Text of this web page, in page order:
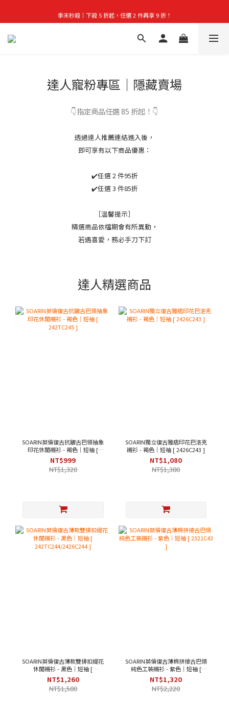
首購禮｜加入會員＞滿$999超取免運費！
季末秒殺｜下殺 5 折起，任選 2 件再享 9 折！
👑立即成為VIP｜全館商品 75 折起！
達人寵粉專區｜隱藏賣場
👇指定商品任選 85 折起！👇
透過達人推薦連結進入後，
即可享有以下商品優惠：
✔️任選 2 件95折
✔️任選 3 件85折
［溫馨提示］
精選商品依檔期會有所異動，
若遇喜愛，務必手刀下訂
達人精選商品
SOARIN英倫復古抗皺古巴領抽象
印花休閒襯衫 - 褐色｜短袖 [
242TC245 ]
NT$999
NT$1,320
SOARIN獨立復古雅痞印花巴洛克
襯衫 - 褐色｜短袖 [ 2426C243 ]
NT$1,080
NT$1,380
SOARIN英倫復古薄款雙排扣緹花
休閒襯衫 - 黑色｜短袖 [
242TC244/2426C244 ]
NT$1,260
NT$1,580
SOARIN英倫復古薄棉拼接古巴領
純色工裝襯衫 - 紫色｜短袖 [
2321C43 ]
NT$1,320
NT$2,220